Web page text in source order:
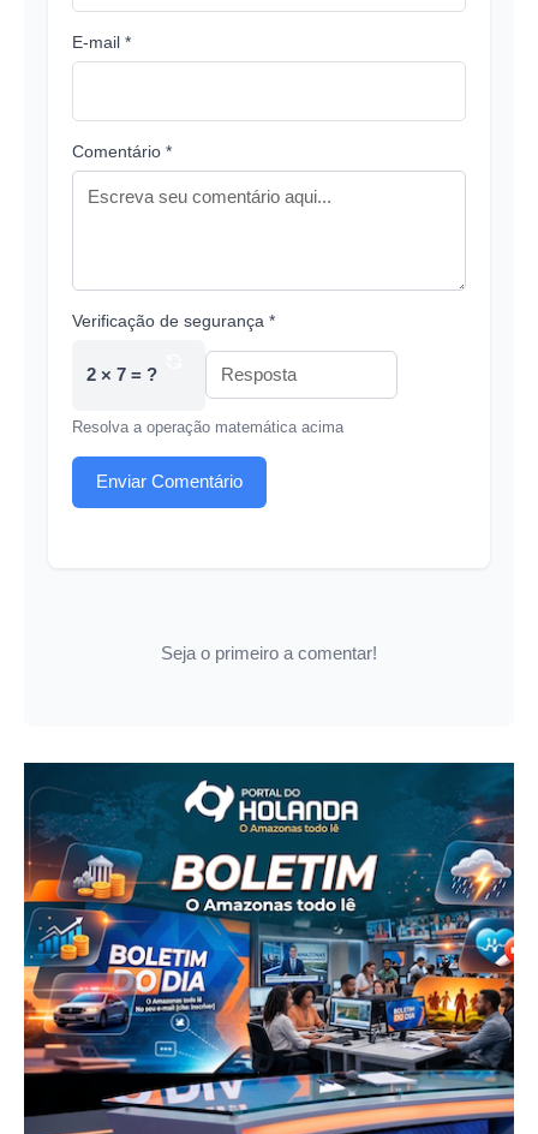
E-mail *
Comentário *
Verificação de segurança *
2 × 7 = ?
Resolva a operação matemática acima
Enviar Comentário
Seja o primeiro a comentar!